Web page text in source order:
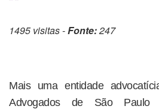
1495 visitas -Fonte:247
Mais uma entidade
Advogados de São Paulo